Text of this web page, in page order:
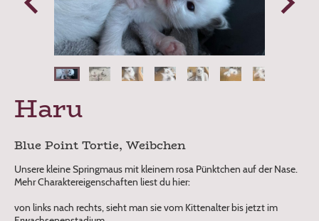
Haru
Blue Point Tortie, Weibchen
Unsere kleine Springmaus mit kleinem rosa Pünktchen auf der Nase.
Mehr Charaktereigenschaften liest du hier:
von links nach rechts, sieht man sie vom Kittenalter bis jetzt im